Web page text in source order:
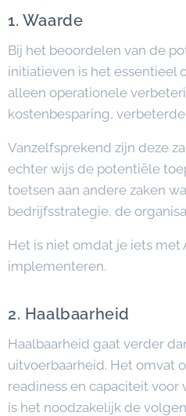
1. Waarde
Bij het beoordelen van de
initiatieven is het essentieel
alleen operationele
kostenbesparing,
Vanzelfsprekend zijn deze
echter wijs de potentiële
toetsen aan andere zaken
bedrijfsstrategie, de
Het is niet omdat je iets met
implementeren.
2. Haalbaarheid
Haalbaarheid gaat verder
uitvoerbaarheid. Het omvat
readiness en capaciteit voor
is het noodzakelijk de